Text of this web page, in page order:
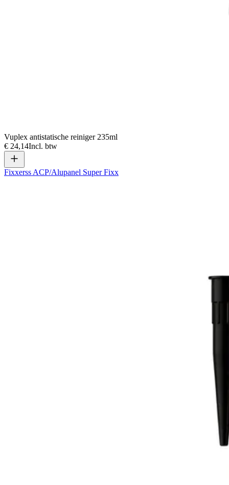
Vuplex antistatische reiniger 235ml
€ 24,14Incl. btw
Fixxerss ACP/Alupanel Super Fixx